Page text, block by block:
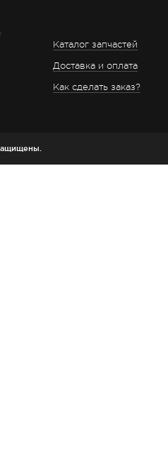
Каталог запчастей
Доставка и оплата
Как сделать заказ?